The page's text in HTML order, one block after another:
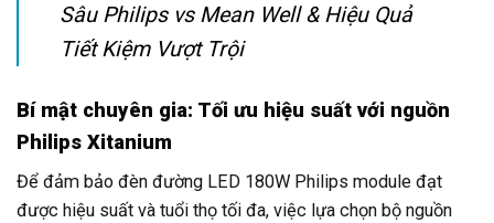
Sâu Philips vs Mean Well & Hiệu Quả
Tiết Kiệm Vượt Trội
Bí mật chuyên gia: Tối ưu hiệu suất với nguồn
Philips Xitanium
Để đảm bảo đèn đường LED 180W Philips module đạt
được hiệu suất và tuổi thọ tối đa, việc lựa chọn bộ nguồn